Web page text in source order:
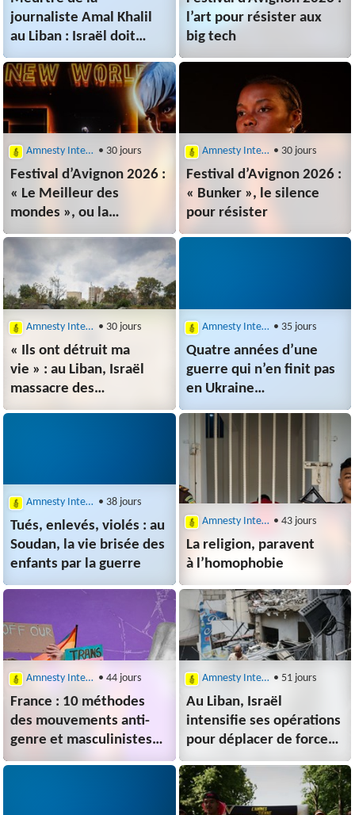
journaliste Amal Khalil
au Liban : Israël doit
répondre de ses crimes
l’art pour résister aux
big tech
Amnesty International • 30 jours
Festival d’Avignon 2026 :
« Le Meilleur des
mondes », ou la
dictature du bonheur
Amnesty International • 30 jours
Festival d’Avignon 2026 :
« Bunker », le silence
pour résister
Amnesty International • 30 jours
« Ils ont détruit ma
vie » : au Liban, Israël
massacre des
familles entières
Amnesty International • 35 jours
Quatre années d’une
guerre qui n’en finit pas
en Ukraine
photographiée par
Amnesty International • 38 jours
Tués, enlevés, violés : au
Soudan, la vie brisée des
enfants par la guerre
Amnesty International • 43 jours
La religion, paravent
à l’homophobie
Amnesty International • 44 jours
France : 10 méthodes
des mouvements anti-
genre et masculinistes
pour s’attaquer aux
Amnesty International • 51 jours
Au Liban, Israël
intensifie ses opérations
pour déplacer de force
la population